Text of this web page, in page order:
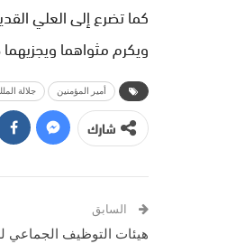
كما تضرع إلى العلي
ويكرم مثواهما
أمير المؤمنين جلالة
شارك
السابق
هيئات التوظيف الجماعي